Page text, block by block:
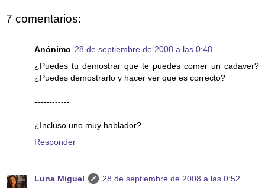
7 comentarios:
Anónimo 28 de septiembre de 2008 a las 0:48
¿Puedes tu demostrar que te puedes comer un cadaver?
¿Puedes demostrarlo y hacer ver que es correcto?
------------
¿Incluso uno muy hablador?
Responder
Luna Miguel
28 de septiembre de 2008 a las 0:52